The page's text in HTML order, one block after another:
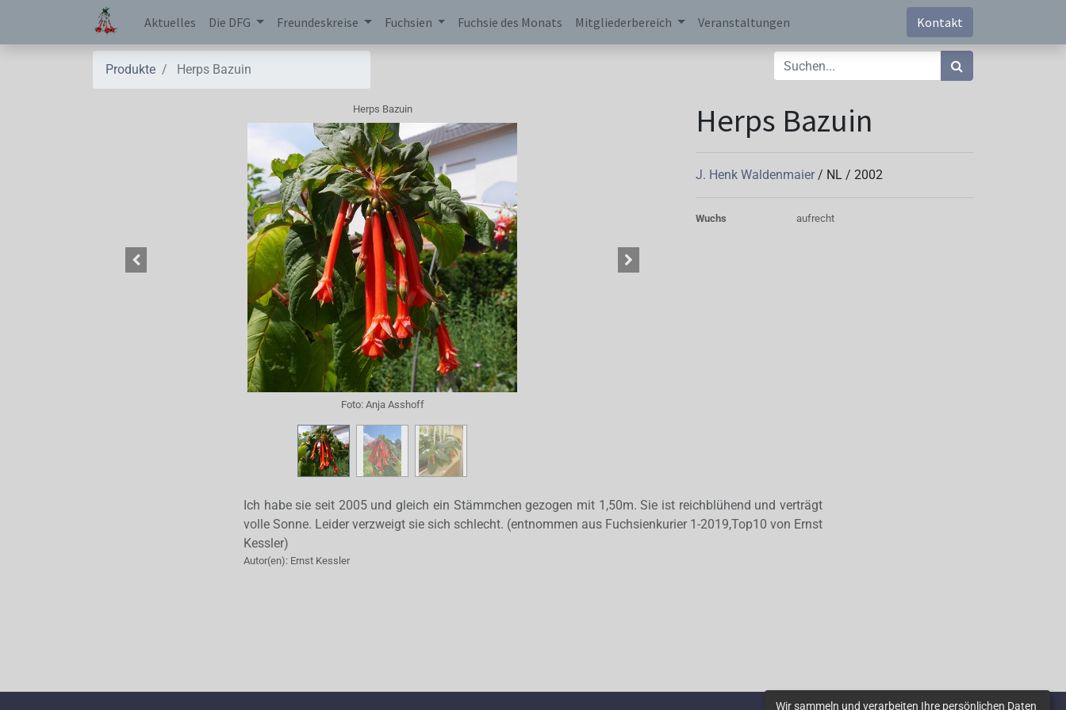
Aktuelles Die DFG Freundeskreise Fuchsien Fuchsie des Monats Mitgliederbereich Veranstaltungen Kontakt
Produkte Herps Bazuin
Herps Bazuin
Foto: Anja Asshoff
Herps Bazuin
J. Henk Waldenmaier / NL / 2002
Wuchs aufrecht
Ich habe sie seit 2005 und gleich ein Stämmchen gezogen mit 1,50m. Sie ist reichblühend und verträgt
volle Sonne. Leider verzweigt sie sich schlecht. (entnommen aus Fuchsienkurier 1-2019,Top10 von Ernst
Kessler)
Autor(en): Ernst Kessler
Wir sammeln und verarbeiten Ihre persönlichen Daten